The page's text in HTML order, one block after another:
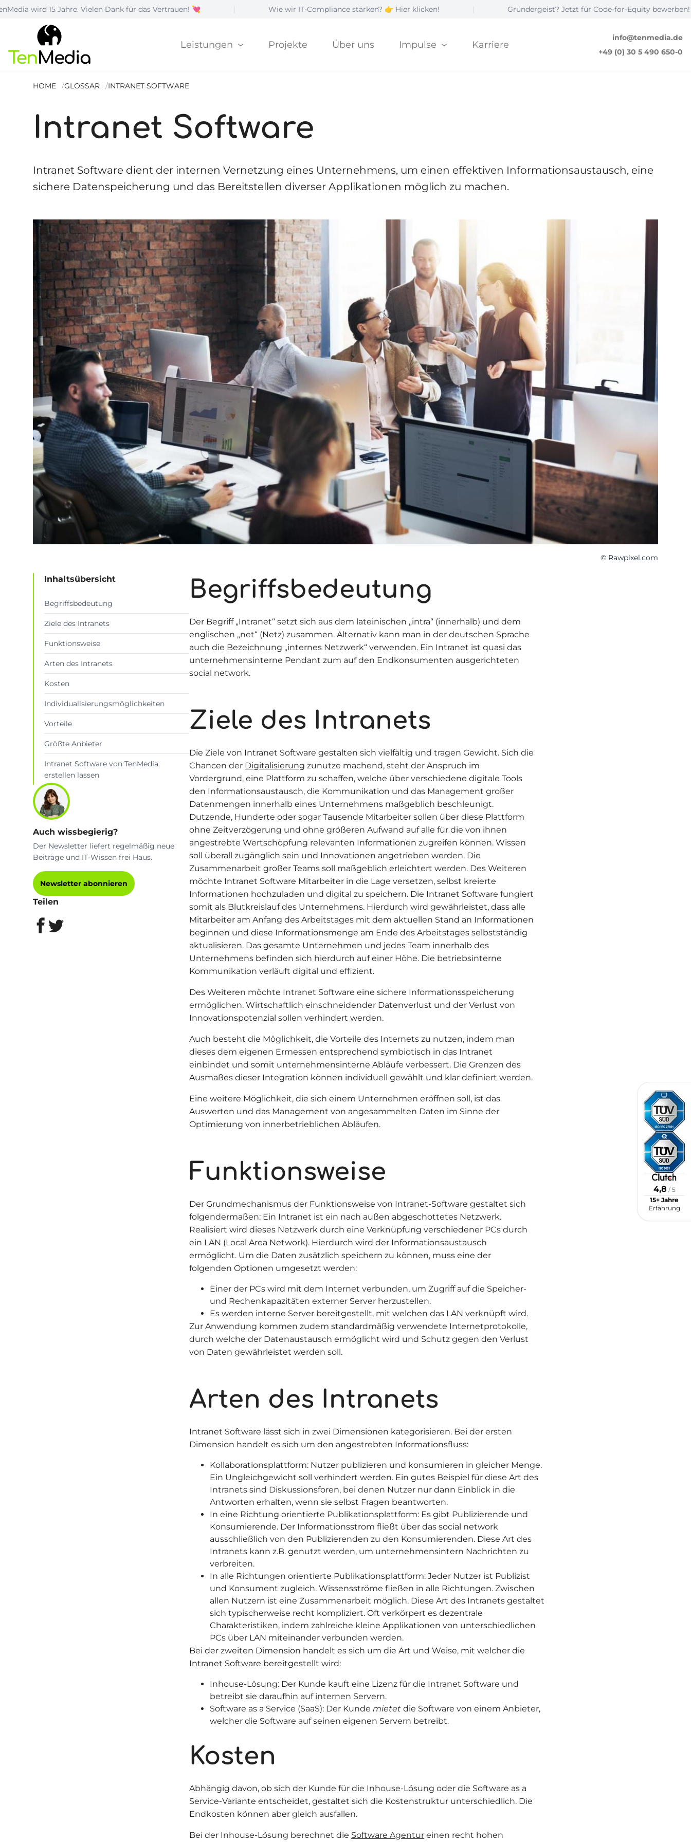
Jahre. Vielen Dank für das Vertrauen! 💘 | Wie wir IT-Compliance stärken? 👉 Hier klicken! | Gründergeist? Jetzt für Code-for-Equity bewerben! ☝️ |
Leistungen Projekte Über uns Impulse Karriere
4,8 / 5
15+ Jahre
Erfahrung
info@tenmedia.de
+49 (0) 30 5 490 650-0
HOME GLOSSAR INTRANET SOFTWARE
Intranet Software
Intranet Software dient der internen Vernetzung eines Unternehmens, um einen effektiven Informationsaustausch, eine
sichere Datenspeicherung und das Bereitstellen diverser Applikationen möglich zu machen.
© Rawpixel.com
Inhaltsübersicht
Begriffsbedeutung
Ziele des Intranets
Funktionsweise
Arten des Intranets
Kosten
Individualisierungsmöglichkeiten
Vorteile
Größte Anbieter
Intranet Software von TenMedia
erstellen lassen
Auch wissbegierig?
Der Newsletter liefert regelmäßig neue
Beiträge und IT-Wissen frei Haus.
Newsletter abonnieren
Teilen
Begriffsbedeutung
Der Begriff „Intranet“ setzt sich aus dem lateinischen „intra“ (innerhalb) und dem
englischen „net“ (Netz) zusammen. Alternativ kann man in der deutschen Sprache
auch die Bezeichnung „internes Netzwerk“ verwenden. Ein Intranet ist quasi das
unternehmensinterne Pendant zum auf den Endkonsumenten ausgerichteten
social network.
Ziele des Intranets
Die Ziele von Intranet Software gestalten sich vielfältig und tragen Gewicht. Sich die
Chancen der Digitalisierung zunutze machend, steht der Anspruch im
Vordergrund, eine Plattform zu schaffen, welche über verschiedene digitale Tools
den Informationsaustausch, die Kommunikation und das Management großer
Datenmengen innerhalb eines Unternehmens maßgeblich beschleunigt.
Dutzende, Hunderte oder sogar Tausende Mitarbeiter sollen über diese Plattform
ohne Zeitverzögerung und ohne größeren Aufwand auf alle für die von ihnen
angestrebte Wertschöpfung relevanten Informationen zugreifen können. Wissen
soll überall zugänglich sein und Innovationen angetrieben werden. Die
Zusammenarbeit großer Teams soll maßgeblich erleichtert werden. Des Weiteren
möchte Intranet Software Mitarbeiter in die Lage versetzen, selbst kreierte
Informationen hochzuladen und digital zu speichern. Die Intranet Software fungiert
somit als Blutkreislauf des Unternehmens. Hierdurch wird gewährleistet, dass alle
Mitarbeiter am Anfang des Arbeitstages mit dem aktuellen Stand an Informationen
beginnen und diese Informationsmenge am Ende des Arbeitstages selbstständig
aktualisieren. Das gesamte Unternehmen und jedes Team innerhalb des
Unternehmens befinden sich hierdurch auf einer Höhe. Die betriebsinterne
Kommunikation verläuft digital und effizient.
Des Weiteren möchte Intranet Software eine sichere Informationsspeicherung
ermöglichen. Wirtschaftlich einschneidender Datenverlust und der Verlust von
Innovationspotenzial sollen verhindert werden.
Auch besteht die Möglichkeit, die Vorteile des Internets zu nutzen, indem man
dieses dem eigenen Ermessen entsprechend symbiotisch in das Intranet
einbindet und somit unternehmensinterne Abläufe verbessert. Die Grenzen des
Ausmaßes dieser Integration können individuell gewählt und klar definiert werden.
Eine weitere Möglichkeit, die sich einem Unternehmen eröffnen soll, ist das
Auswerten und das Management von angesammelten Daten im Sinne der
Optimierung von innerbetrieblichen Abläufen.
Funktionsweise
Der Grundmechanismus der Funktionsweise von Intranet-Software gestaltet sich
folgendermaßen: Ein Intranet ist ein nach außen abgeschottetes Netzwerk.
Realisiert wird dieses Netzwerk durch eine Verknüpfung verschiedener PCs durch
ein LAN (Local Area Network). Hierdurch wird der Informationsaustausch
ermöglicht. Um die Daten zusätzlich speichern zu können, muss eine der
folgenden Optionen umgesetzt werden:
Einer der PCs wird mit dem Internet verbunden, um Zugriff auf die Speicher-
und Rechenkapazitäten externer Server herzustellen.
Es werden interne Server bereitgestellt, mit welchen das LAN verknüpft wird.
Zur Anwendung kommen zudem standardmäßig verwendete Internetprotokolle,
durch welche der Datenaustausch ermöglicht wird und Schutz gegen den Verlust
von Daten gewährleistet werden soll.
Arten des Intranets
Intranet Software lässt sich in zwei Dimensionen kategorisieren. Bei der ersten
Dimension handelt es sich um den angestrebten Informationsfluss:
Kollaborationsplattform: Nutzer publizieren und konsumieren in gleicher Menge.
Ein Ungleichgewicht soll verhindert werden. Ein gutes Beispiel für diese Art des
Intranets sind Diskussionsforen, bei denen Nutzer nur dann Einblick in die
Antworten erhalten, wenn sie selbst Fragen beantworten.
In eine Richtung orientierte Publikationsplattform: Es gibt Publizierende und
Konsumierende. Der Informationsstrom fließt über das social network
ausschließlich von den Publizierenden zu den Konsumierenden. Diese Art des
Intranets kann z.B. genutzt werden, um unternehmensintern Nachrichten zu
verbreiten.
In alle Richtungen orientierte Publikationsplattform: Jeder Nutzer ist Publizist
und Konsument zugleich. Wissensströme fließen in alle Richtungen. Zwischen
allen Nutzern ist eine Zusammenarbeit möglich. Diese Art des Intranets gestaltet
sich typischerweise recht kompliziert. Oft verkörpert es dezentrale
Charakteristiken, indem zahlreiche kleine Applikationen von unterschiedlichen
PCs über LAN miteinander verbunden werden.
Bei der zweiten Dimension handelt es sich um die Art und Weise, mit welcher die
Intranet Software bereitgestellt wird:
Inhouse-Lösung: Der Kunde kauft eine Lizenz für die Intranet Software und
betreibt sie daraufhin auf internen Servern.
Software as a Service (SaaS): Der Kunde mietet die Software von einem Anbieter,
welcher die Software auf seinen eigenen Servern betreibt.
Kosten
Abhängig davon, ob sich der Kunde für die Inhouse-Lösung oder die Software as a
Service-Variante entscheidet, gestaltet sich die Kostenstruktur unterschiedlich. Die
Endkosten können aber gleich ausfallen.
Bei der Inhouse-Lösung berechnet die Software Agentur einen recht hohen